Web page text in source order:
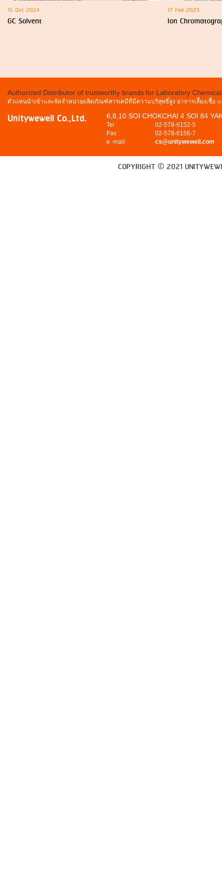
15 Oct 2024
GC Solvent
17 Feb 2025
Ion
Authorized Distributor of trustworthy brands for Laboratory
ตัวแทนนำเข้าและจัดจำหน่ายผลิตภัณฑ์สารเคมีที่มีความบริสุทธิ์สูง อาหารเลี้ยงเชื้อ
Unitywewell Co.,Ltd. 6,8,10 SOI CHOKCHAI 4 SOI 84
Tel :
02-578-6152-5
Fax :
02-578-6156-7
e -mail
cs@unitywewell.com
COPYRIGHT © 2021